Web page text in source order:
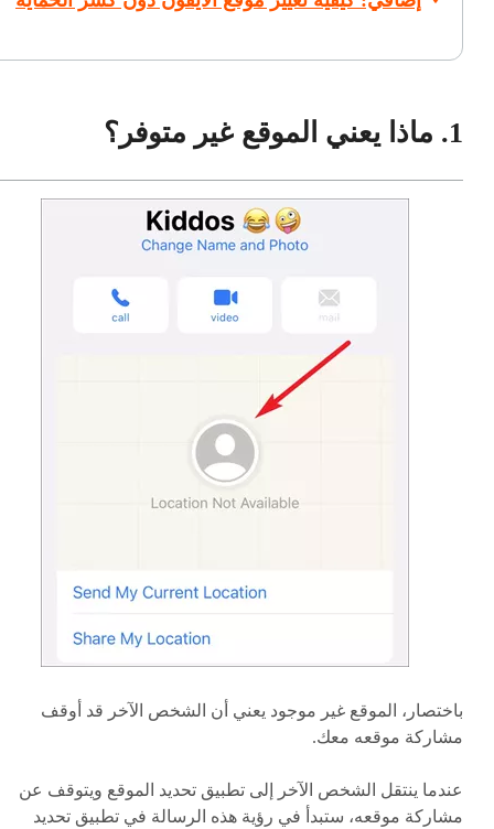
1. ماذا يعني الموقع غير متوفر؟
باختصار، الموقع غير موجود يعني أن الشخص الآخر قد أوقف
مشاركة موقعه معك.
عندما ينتقل الشخص الآخر إلى تطبيق تحديد الموقع ويتوقف عن
مشاركة موقعه، ستبدأ في رؤية هذه الرسالة في تطبيق تحديد